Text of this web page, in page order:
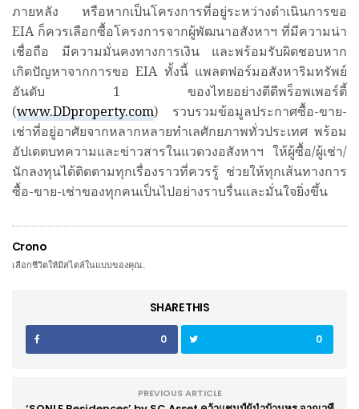
ภายหลัง หรือหากเป็นโครงการที่อยู่ระหว่างดำเนินการขอ
EIA ก็ควรเลือกซื้อโครงการจากผู้พัฒนาอสังหาฯ ที่มีความน่า
เชื่อถือ มีความมั่นคงทางการเงิน และพร้อมรับผิดชอบหาก
เกิดปัญหาจากการขอ EIA ทั้งนี้ แพลตฟอร์มอสังหาริมทรัพย์
อันดับ 1 ของไทยอย่างดีดีพร็อพเพอร์ตี้
(www.DDproperty.com) รวบรวมข้อมูลประกาศซื้อ-ขาย-
เช่าที่อยู่อาศัยจากหลากหลายทำเลศักยภาพทั่วประเทศ พร้อม
อัปเดตบทความและข่าวสารในแวดวงอสังหาฯ ให้ผู้ซื้อ/ผู้เช่า/
นักลงทุนได้ติดตามทุกเรื่องราวที่ควรรู้ ช่วยให้ทุกเส้นทางการ
ซื้อ-ขาย-เช่าของทุกคนเป็นไปอย่างราบรื่นและมั่นใจยิ่งขึ้น
Crono
เลือกชีวิตให้มีสไตล์ในแบบของคุณ..
SHARE THIS
0 0
PREVIOUS ARTICLE